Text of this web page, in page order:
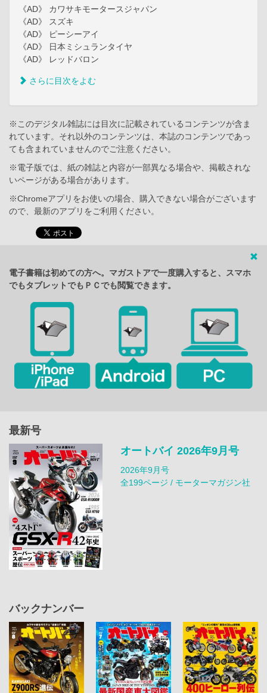
《AD》 カワサキモータースジャパン
《AD》 スズキ
《AD》 ピーシーアイ
《AD》 日本ミシュランタイヤ
《AD》 レッドバロン
さらに目次をよむ
※このデジタル雑誌には目次に記載されているコンテンツが含ま
れています。それ以外のコンテンツは、本誌のコンテンツであっ
ても含まれていませんのでご注意ください。
※電子版では、紙の雑誌と内容が一部異なる場合や、掲載されな
いページがある場合があります。
※Chromeアプリをお使いの場合、購入できない場合がございます
ので、最新のアプリをご利用ください。
電子書籍は初めての方へ。マガストアで一度購入すると、スマホ
でもタブレットでもＰＣでも閲覧できます。
最新号
オートバイ 2026年9月号
2026年9月号
全199ページ / モーターマガジン社
バックナンバー